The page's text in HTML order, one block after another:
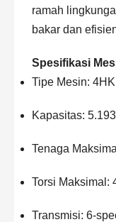
ramah
bakar dan
Spesifikasi
Tipe Mesin:
Kapasitas:
Tenaga
Torsi Maksimal:
Transmisi: 6-